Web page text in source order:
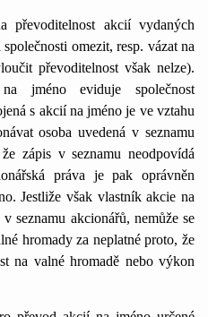
převoditelnost akcií vydaných
omezit, resp. vázat na
převoditelnost však nelze).
jméno eviduje společnost
s akcií na jméno je ve vztahu
osoba uvedená v seznamu
zápis v seznamu neodpovídá
práva je pak oprávněn
Jestliže však vlastník akcie na
seznamu akcionářů, nemůže se
hromady za neplatné proto, že
na valné hromadě nebo výkon